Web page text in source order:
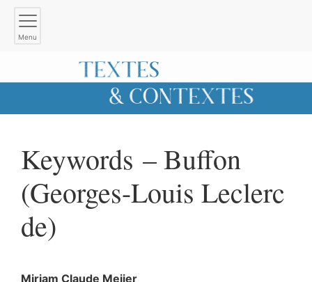
Menu
Keywords – Buffon
(Georges-Louis Leclerc
de)
Miriam Claude Meijer